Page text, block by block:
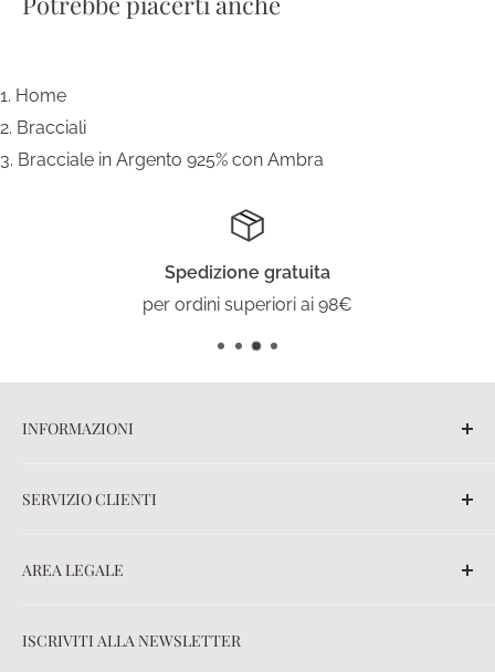
Home
Bracciali
Bracciale in Argento 925% con Ambra
Spedizione gratuita
per ordini superiori ai 98€
ISCRIVITI ALLA NEWSLETTER
INFORMAZIONI
Chi siamo
SERVIZIO CLIENTI
Ordini
Pagamenti
AREA LEGALE
Privacy policy